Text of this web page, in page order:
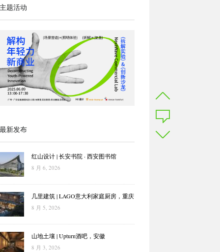
题活动
新发布
红山设计 | 长安书院 · 西安图书馆
8 月 6, 2026
几里建筑 | LAGO意大利家庭厨房，重庆
8 月 5, 2026
山地土壤 | Upturn酒吧，安徽
8 月 3, 2026